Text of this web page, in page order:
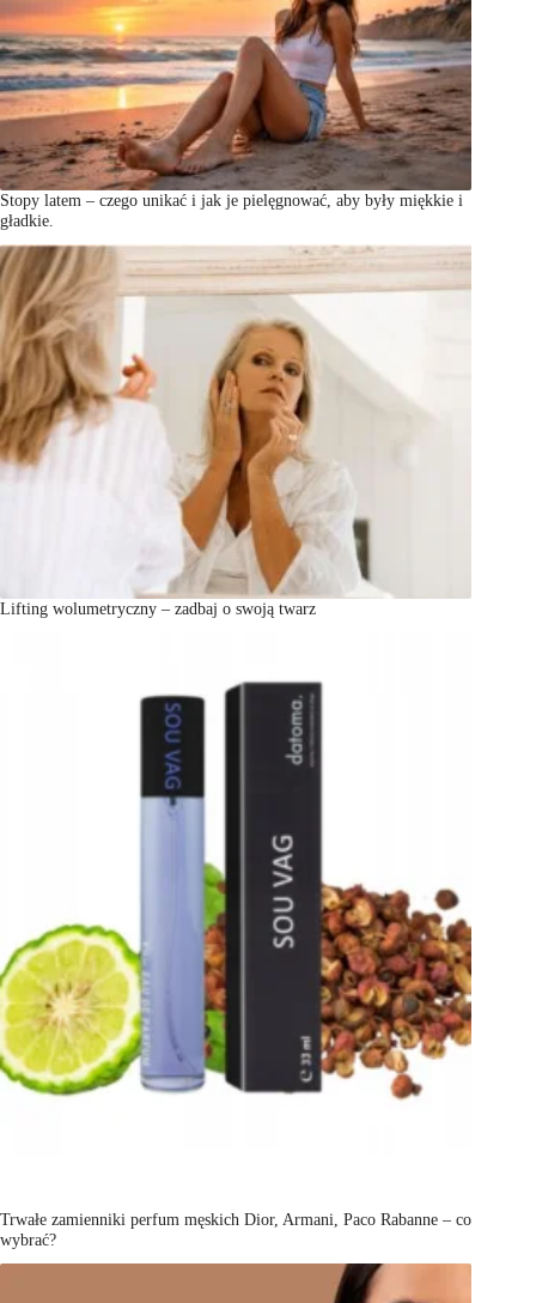
Stopy latem – czego unikać i jak je pielęgnować, aby były miękkie i
gładkie.
Lifting wolumetryczny – zadbaj o swoją twarz
Trwałe zamienniki perfum męskich Dior, Armani, Paco Rabanne – co
wybrać?